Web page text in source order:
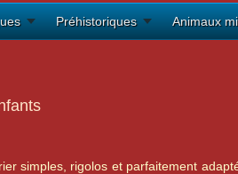
Préhistoriques Animaux
simples, rigolos et parfaitement